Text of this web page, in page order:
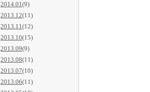
2014.01(9)
2013.12(11)
2013.11(12)
2013.10(15)
2013.09(9)
2013.08(11)
2013.07(10)
2013.06(11)